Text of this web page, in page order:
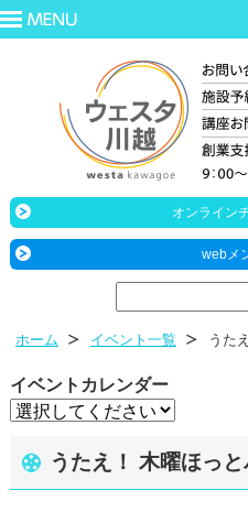
オンライン
webメ
ホーム イベント一覧 うた
イベントカレンダー
うたえ！ 木曜ほっと